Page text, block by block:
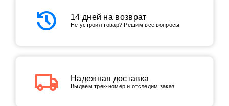
history 14 дней на возврат
Не устроил товар? Решим все вопросы
local_shipping Надежная доставка
Выдаем трек-номер и отследим заказ